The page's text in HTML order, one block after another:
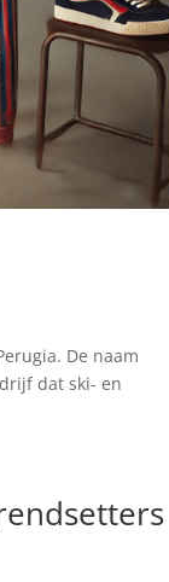
De naam
dat ski- en